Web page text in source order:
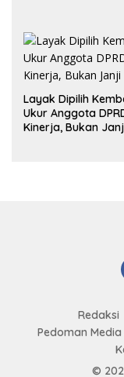
Layak Dipilih
Ukur Anggota
Kinerja, Bukan
Redaksi
Pedoman
©